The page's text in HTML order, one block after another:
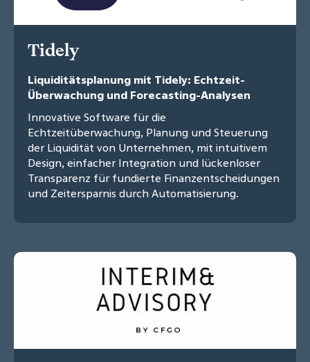
Tidely
Liquiditätsplanung mit Tidely: Echtzeit-
Überwachung und Forecasting-Analysen
Innovative Software für die
Echtzeitüberwachung, Planung und Steuerung
der Liquidität von Unternehmen, mit intuitivem
Design, einfacher Integration und lückenloser
Transparenz für fundierte Finanzentscheidungen
und Zeitersparnis durch Automatisierung.